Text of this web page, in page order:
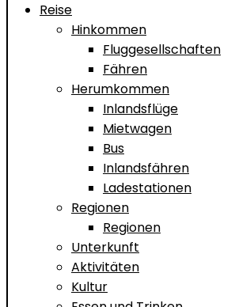
Reise
Hinkommen
Fluggesellschaften
Fähren
Herumkommen
Inlandsflüge
Mietwagen
Bus
Inlandsfähren
Ladestationen
Regionen
Regionen
Unterkunft
Aktivitäten
Kultur